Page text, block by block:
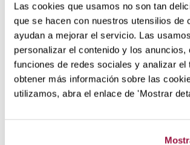
Las cookies que usamos no son tan
que se hacen con nuestros utensilios de
ayudan a mejorar el servicio. Las
personalizar el contenido y los anuncios,
funciones de redes sociales y analizar
obtener más información sobre las
utilizamos, abra el enlace de 'Mostrar
Es unaelegante crepera antiadherente
y altísima calidad, producto de la
marca francesa desde el siglo XIX. Tiene
inoxidable remachado a la sartén.
El exclusivo servicio de
acondicionamiento
reacondicionar el